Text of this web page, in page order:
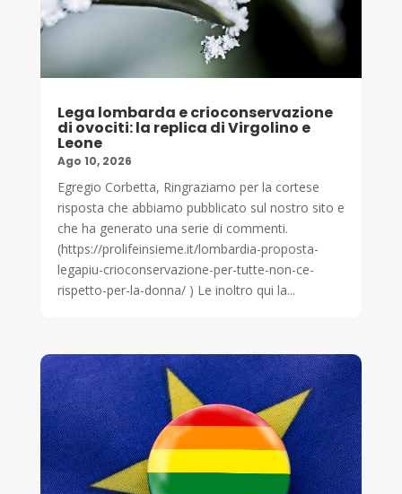
Lega lombarda e crioconservazione
di ovociti: la replica di Virgolino e
Leone
Ago 10, 2026
Egregio Corbetta, Ringraziamo per la cortese
risposta che abbiamo pubblicato sul nostro sito e
che ha generato una serie di commenti.
(https://prolifeinsieme.it/lombardia-proposta-
legapiu-crioconservazione-per-tutte-non-ce-
rispetto-per-la-donna/ ) Le inoltro qui la...